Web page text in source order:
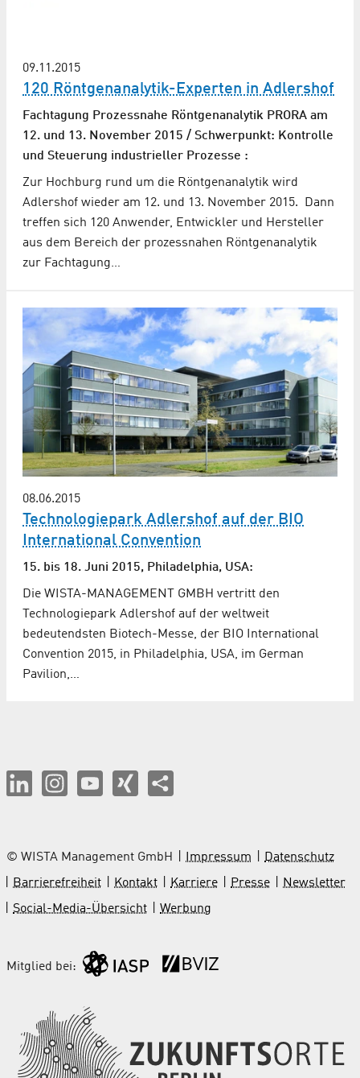
09.11.2015
120 Röntgenanalytik-Experten in Adlershof
Fachtagung Prozessnahe Röntgenanalytik PRORA am
12. und 13. November 2015 / Schwerpunkt: Kontrolle
und Steuerung industrieller Prozesse :
Zur Hochburg rund um die Röntgenanalytik wird
Adlershof wieder am 12. und 13. November 2015. Dann
treffen sich 120 Anwender, Entwickler und Hersteller
aus dem Bereich der prozessnahen Röntgenanalytik
zur Fachtagung…
08.06.2015
Technologiepark Adlershof auf der BIO
International Convention
15. bis 18. Juni 2015, Philadelphia, USA:
Die WISTA-MANAGEMENT GMBH vertritt den
Technologiepark Adlershof auf der weltweit
bedeutendsten Biotech-Messe, der BIO International
Convention 2015, in Philadelphia, USA, im German
Pavilion,…
© WISTA Management GmbH Impressum
Datenschutz
Barrierefreiheit
Kontakt Karriere Presse
Newsletter
Social-Media-Übersicht
Werbung
Mitglied bei: